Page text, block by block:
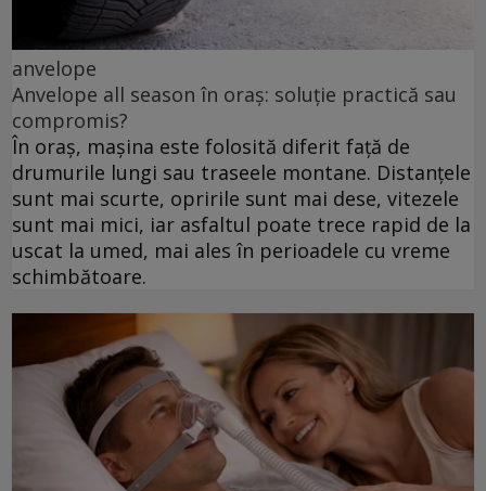
anvelope
Anvelope all season în oraș: soluție practică sau
compromis?
În oraș, mașina este folosită diferit față de
drumurile lungi sau traseele montane. Distanțele
sunt mai scurte, opririle sunt mai dese, vitezele
sunt mai mici, iar asfaltul poate trece rapid de la
uscat la umed, mai ales în perioadele cu vreme
schimbătoare.